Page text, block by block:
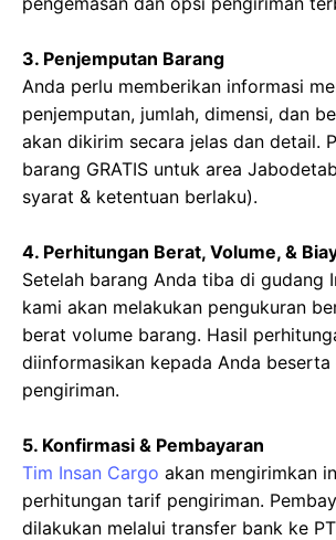
3. Penjemputan Barang
Anda perlu memberikan informasi
penjemputan, jumlah, dimensi, dan
akan dikirim secara jelas dan detail.
barang GRATIS untuk area
syarat & ketentuan berlaku).
4. Perhitungan Berat, Volume, &
Setelah barang Anda tiba di gudang
kami akan melakukan pengukuran
berat volume barang. Hasil
diinformasikan kepada Anda
pengiriman.
5. Konfirmasi & Pembayaran
Tim Insan Cargo akan mengirimkan
perhitungan tarif pengiriman.
dilakukan melalui transfer bank ke